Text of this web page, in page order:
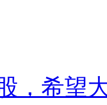
，希望